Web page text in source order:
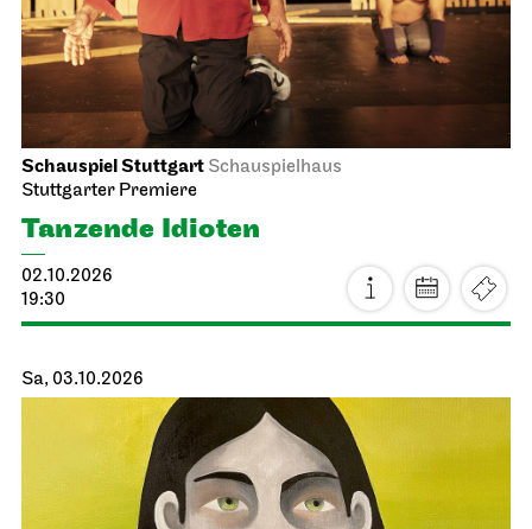
Schauspiel Stuttgart Schauspielhaus
Stuttgarter Premiere
Tanzende Idioten
02.10.2026
19:30
Sa, 03.10.2026